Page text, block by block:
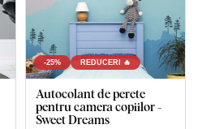
din lemn - Stele
-25% REDUCERI 🔥
Autocolant de perete
pentru camera copiilor -
Sweet Dreams